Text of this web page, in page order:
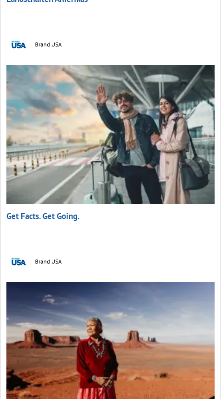
Brand USA
Get Facts. Get Going.
Brand USA